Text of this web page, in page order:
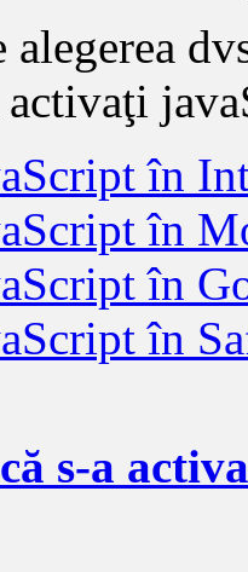
alegerea
activaţi
în
în
în
în
s-a